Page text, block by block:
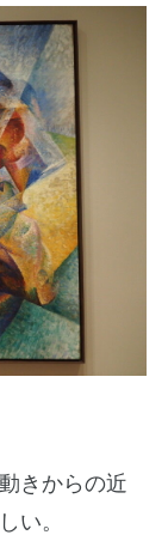
きからの近
い。